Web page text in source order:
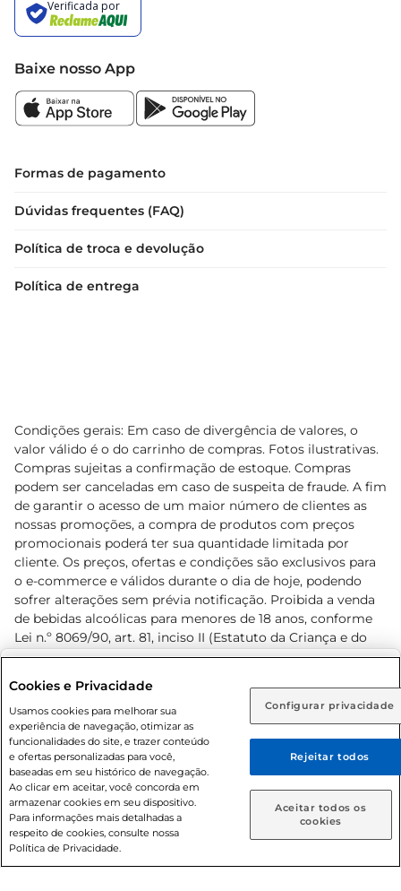
Rio de Janeiro (RJ) Goiás (GO)
Ou
Caso queira comprar online, informe como deseja receber
suas compras:
Entrega em casa Retire em Loja
Baixe nosso App
Formas de pagamento
Dúvidas frequentes (FAQ)
Política de troca e devolução
Política de entrega
Condições gerais: Em caso de divergência de valores, o
valor válido é o do carrinho de compras. Fotos ilustrativas.
Compras sujeitas a confirmação de estoque. Compras
podem ser canceladas em caso de suspeita de fraude. A fim
de garantir o acesso de um maior número de clientes as
nossas promoções, a compra de produtos com preços
promocionais poderá ter sua quantidade limitada por
cliente. Os preços, ofertas e condições são exclusivos para
o e-commerce e válidos durante o dia de hoje, podendo
sofrer alterações sem prévia notificação. Proibida a venda
de bebidas alcoólicas para menores de 18 anos, conforme
Lei n.º 8069/90, art. 81, inciso II (Estatuto da Criança e do
Adolescente). Preços e condições exclusivos para o
prévio. O valor mínimo para as compras on-line é de R$
80,00.
© 2026 Copyright. Todos os direitos
reservados Prezunic.
Cookies e Privacidade
Usamos cookies para melhorar sua
experiência de navegação, otimizar as
funcionalidades do site, e trazer conteúdo
e ofertas personalizadas para você,
baseadas em seu histórico de navegação.
Ao clicar em aceitar, você concorda em
armazenar cookies em seu dispositivo.
Para informações mais detalhadas a
respeito de cookies, consulte nossa
Política de Privacidade.
Configurar privacidade
Rejeitar todos
Aceitar todos os
cookies